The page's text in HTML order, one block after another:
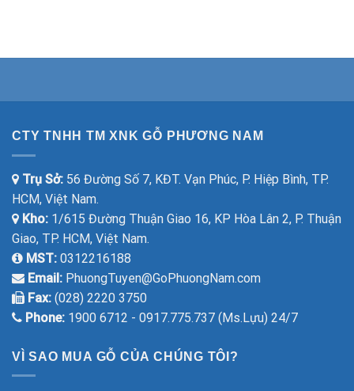
CTY TNHH TM XNK GỖ PHƯƠNG NAM
Trụ Sở: 56 Đường Số 7, KĐT. Vạn Phúc, P. Hiệp Bình, TP.
HCM, Việt Nam.
Kho: 1/615 Đường Thuận Giao 16, KP Hòa Lân 2, P. Thuận
Giao, TP. HCM, Việt Nam.
MST: 0312216188
Email: PhuongTuyen@GoPhuongNam.com
Fax: (028) 2220 3750
Phone: 1900 6712 - 0917.775.737 (Ms.Lựu) 24/7
VÌ SAO MUA GỖ CỦA CHÚNG TÔI?